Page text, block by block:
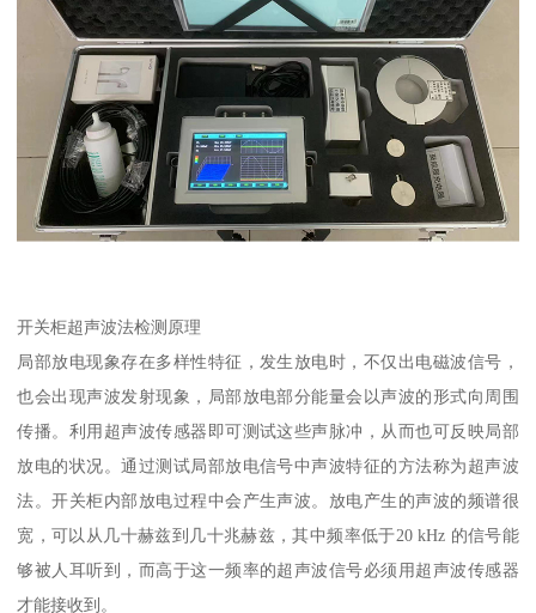
开关柜超声波法检测原理
局部放电现象存在多样性特征，发生放电时，不仅出电磁波信号，
也会出现声波发射现象，局部放电部分能量会以声波的形式向周围
传播。利用超声波传感器即可测试这些声脉冲，从而也可反映局部
放电的状况。通过测试局部放电信号中声波特征的方法称为超声波
法。开关柜内部放电过程中会产生声波。放电产生的声波的频谱很
宽，可以从几十赫兹到几十兆赫兹，其中频率低于20 kHz 的信号能
够被人耳听到，而高于这一频率的超声波信号必须用超声波传感器
才能接收到。